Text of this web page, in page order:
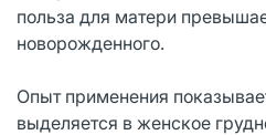
польза для матери
новорожденного.
Опыт применения
выделяется в женское